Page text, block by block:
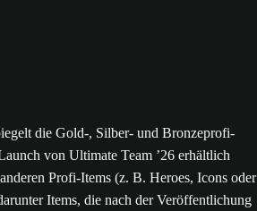
die Gold-, Silber- und Bronzeprofi-
von Ultimate Team ’26 erhältlich
Profi-Items (z. B. Heroes, Icons oder
Items, die nach der Veröffentlichung